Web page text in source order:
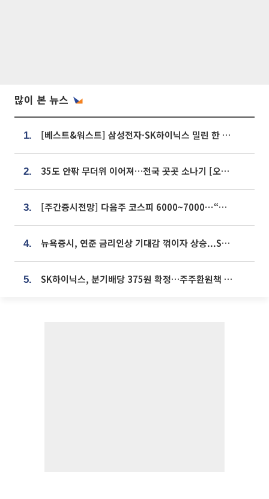
많이 본 뉴스
1. [베스트&워스트] 삼성전자·SK하이닉스 밀린 한 주…상상인증권은 85% 급등
2. 35도 안팎 무더위 이어져…전국 곳곳 소나기 [오늘 날씨]
3. [주간증시전망] 다음주 코스피 6000~7000⋯“外人 수급은 정책이 변수”
4. 뉴욕증시, 연준 금리인상 기대감 꺾이자 상승...S&P500 사상 최고치 [종합]
5. SK하이닉스, 분기배당 375원 확정…주주환원책 9월로 앞당겨 발표